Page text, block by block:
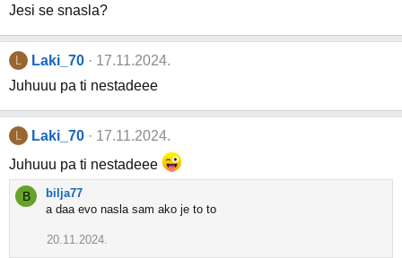
Jesi se snasla?
L Laki_70
17.11.2024.
Juhuuu pa ti nestadeee
L Laki_70
17.11.2024.
Juhuuu pa ti nestadeee
B
bilja77
a daa evo nasla sam ako je to to
20.11.2024.